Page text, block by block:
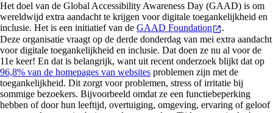
Het doel van de Global Accessibility Awareness Day (GAAD) is om
wereldwijd extra aandacht te krijgen voor digitale toegankelijkheid en
inclusie. Het is een initiatief van de GAAD Foundation
.
Deze organisatie vraagt op de derde donderdag van mei extra aandacht
voor digitale toegankelijkheid en inclusie. Dat doen ze nu al voor de
11e keer! En dat is belangrijk, want uit recent onderzoek blijkt dat op
96,8% van de homepages van websites problemen zijn met de
toegankelijkheid. Dit zorgt voor problemen, stress of irritatie bij
sommige bezoekers. Bijvoorbeeld omdat ze een functiebeperking
hebben of door hun leeftijd, overtuiging, omgeving, ervaring of geloof